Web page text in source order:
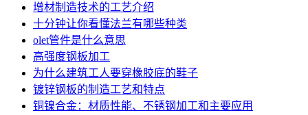
增材制造技术的工艺介绍
十分钟让你看懂法兰有哪些种类
olet管件是什么意思
高强度钢板加工
为什么建筑工人要穿橡胶底的鞋子
镀锌钢板的制造工艺和特点
铜镍合金：材质性能、不锈钢加工和主要应用